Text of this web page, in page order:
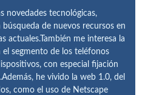
novedades tecnológicas,
de nuevos recursos en
actuales.También me interesa la
segmento de los teléfonos
con especial fijación
he vivido la web 1.0, del
como el uso de Netscape